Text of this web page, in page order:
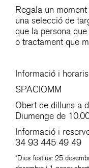
Regala un
una selecció de
que la persona
o tractament que
Informació i
SPACIOMM
Obert de dilluns a
Diumenge de
Informació i
34 93 445 49 49
*Dies festius: 25